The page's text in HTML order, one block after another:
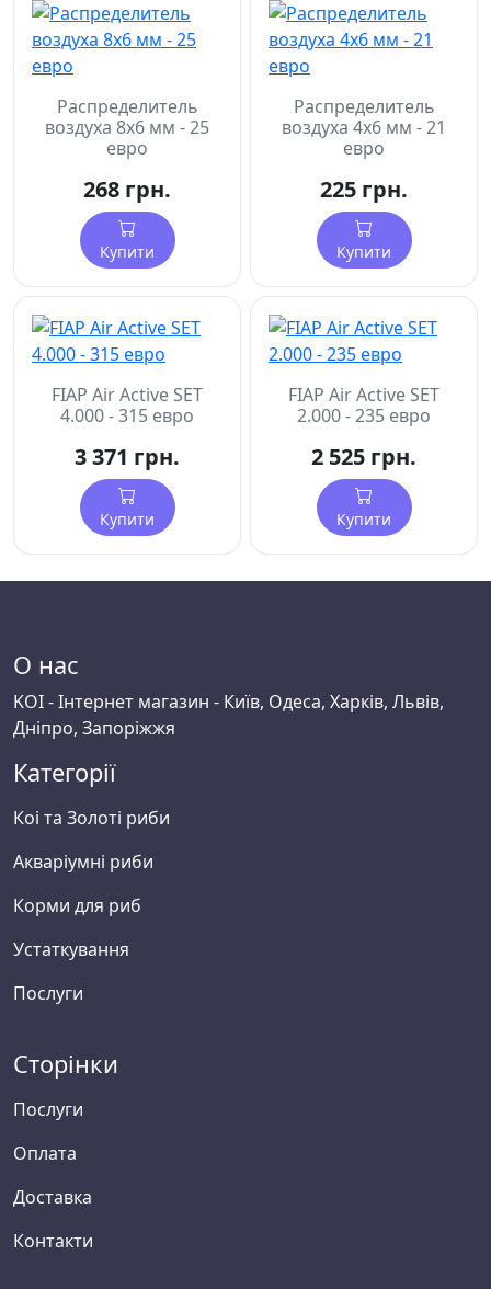
Распределитель
воздуха 8х6 мм - 25
евро
268 грн.
Купити
Распределитель
воздуха 4х6 мм - 21
евро
225 грн.
Купити
FIAP Air Active SET
4.000 - 315 евро
3 371 грн.
Купити
FIAP Air Active SET
2.000 - 235 евро
2 525 грн.
Купити
О нас
KOI - Інтернет магазин - Київ, Одеса, Харків, Львів,
Дніпро, Запоріжжя
Категорії
Коі та Золоті риби
Акваріумні риби
Корми для риб
Устаткування
Послуги
Сторінки
Послуги
Оплата
Доставка
Контакти